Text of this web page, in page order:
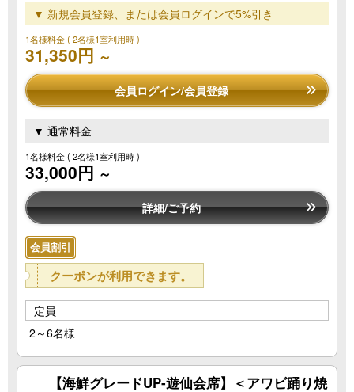
▼ 新規会員登録、または会員ログインで5%引き
1名様料金( 2名様1室利用時 )
31,350円 ～
会員ログイン/会員登録
▼ 通常料金
1名様料金( 2名様1室利用時 )
33,000円 ～
詳細/ご予約
会員割引
クーポンが利用できます。
定員
2～6名様
【海鮮グレードUP‐遊仙会席】＜アワビ踊り焼